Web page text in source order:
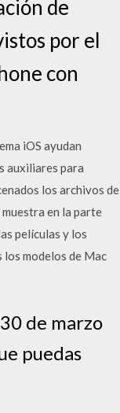
de
por el
con
iOS ayudan
auxiliares para
los archivos de
en la parte
películas y los
modelos de Mac
de marzo
puedas